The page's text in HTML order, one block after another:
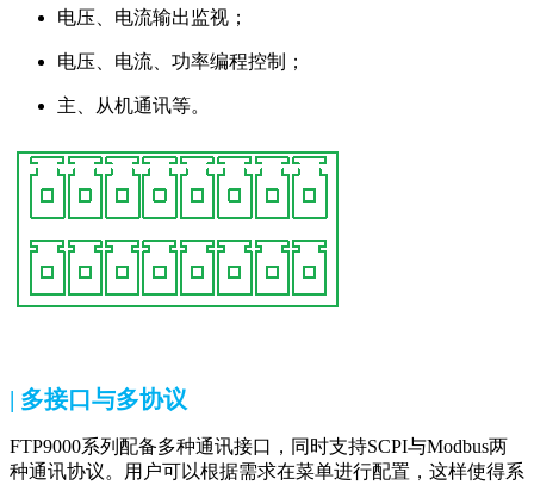
电压、电流输出监视；
电压、电流、功率编程控制；
主、从机通讯等。
| 多接口与多协议
FTP9000系列配备多种通讯接口，同时支持SCPI与Modbus两
种通讯协议。用户可以根据需求在菜单进行配置，这样使得系